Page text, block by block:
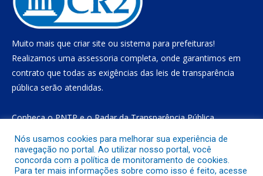
Muito mais que criar site ou sistema para prefeituras!
Realizamos uma assessoria completa, onde garantimos em
contrato que todas as exigências das leis de transparência
pública serão atendidas.
Conheça oPNTPe oRadar da Transparência Pública
Todos os direitos reservados a Prefeitura Municipal de Gurupá
Nós usamos cookies para melhorar sua experiência de
navegação no portal. Ao utilizar nosso portal, você
concorda com a política de monitoramento de cookies.
Para ter mais informações sobre como isso é feito, acesse